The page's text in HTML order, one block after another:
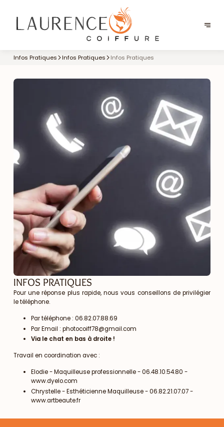
Infos Pratiques Infos Pratiques Infos Pratiques
INFOS PRATIQUES
Pour une réponse plus rapide, nous vous conseillons de privilégier
le téléphone.
Par téléphone : 06.82.07.88.69
Par Email : photocoiff78@gmail.com
Via le chat en bas à droite !
Travail en coordination avec :
Elodie - Maquilleuse professionnelle - 06.48.10.54.80 -
www.dyelo.com
Chrystelle - Esthéticienne Maquilleuse - 06.82.21.07.07 -
www.artbeaute.fr